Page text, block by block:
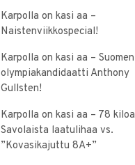
Karpolla on kasi aa –
Naistenviikkospecial!
Karpolla on kasi aa – Suomen
olympiakandidaatti Anthony
Gullsten!
Karpolla on kasi aa – 78 kiloa
Savolaista laatulihaa vs.
”Kovasikajuttu 8A+”